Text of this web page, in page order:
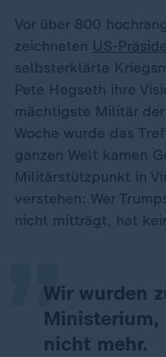
Vor über 800
zeichneten US-
selbsterklärte
Pete Hegseth ihre
mächtigste Militär
Woche wurde das
ganzen Welt kamen
Militärstützpunkt in
verstehen: Wer
nicht mitträgt, hat
Wir wurden
Ministerium,
nicht mehr.
„